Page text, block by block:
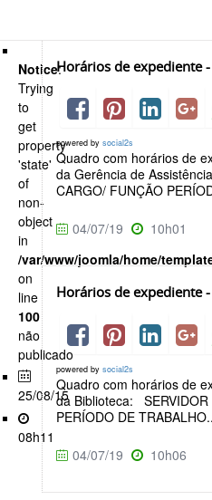
Notice:
Trying
to
get
property
'state'
of
non-
object
in
/var/www/joomla/home/
on
line
100
não
publicado
25/08/15
08h11
Horários de expediente -
powered bysocial2s
Quadro com horários de
da Gerência de
CARGO/ FUNÇÃO
04/07/19 10h01
Horários de expediente
powered bysocial2s
Quadro com horários de
da Biblioteca: SERVIDOR
PERÍODO DE
04/07/19 10h06